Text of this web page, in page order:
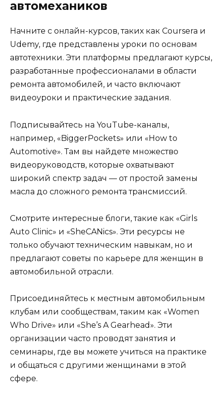
автомехаников
Начните с онлайн-курсов, таких как Coursera и
Udemy, где представлены уроки по основам
автотехники. Эти платформы предлагают курсы,
разработанные профессионалами в области
ремонта автомобилей, и часто включают
видеоуроки и практические задания.
Подписывайтесь на YouTube-каналы,
например, «BiggerPockets» или «How to
Automotive». Там вы найдете множество
видеоруководств, которые охватывают
широкий спектр задач — от простой замены
масла до сложного ремонта трансмиссий.
Смотрите интересные блоги, такие как «Girls
Auto Clinic» и «SheCANics». Эти ресурсы не
только обучают техническим навыкам, но и
предлагают советы по карьере для женщин в
автомобильной отрасли.
Присоединяйтесь к местным автомобильным
клубам или сообществам, таким как «Women
Who Drive» или «She’s A Gearhead». Эти
организации часто проводят занятия и
семинары, где вы можете учиться на практике
и общаться с другими женщинами в этой
сфере.